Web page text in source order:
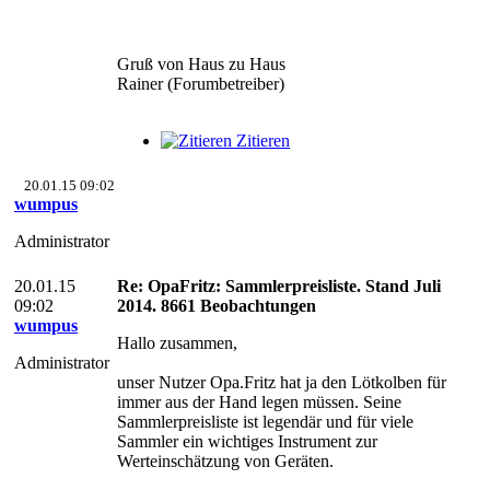
Gruß von Haus zu Haus
Rainer (Forumbetreiber)
Zitieren
20.01.15 09:02
wumpus
Administrator
20.01.15
09:02
wumpus
Administrator
Re: OpaFritz: Sammlerpreisliste. Stand Juli
2014. 8661 Beobachtungen
Hallo zusammen,
unser Nutzer Opa.Fritz hat ja den Lötkolben für
immer aus der Hand legen müssen. Seine
Sammlerpreisliste ist legendär und für viele
Sammler ein wichtiges Instrument zur
Werteinschätzung von Geräten.